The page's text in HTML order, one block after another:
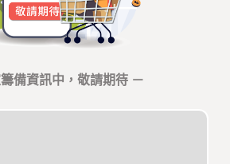
備資訊中，敬請期待 －